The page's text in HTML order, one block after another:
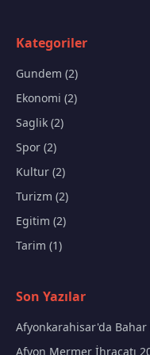
Kategoriler
Gundem (2)
Ekonomi (2)
Saglik (2)
Spor (2)
Kultur (2)
Turizm (2)
Egitim (2)
Tarim (1)
Son Yazılar
Afyonkarahisar'da Bahar
Afyon Mermer İhracatı